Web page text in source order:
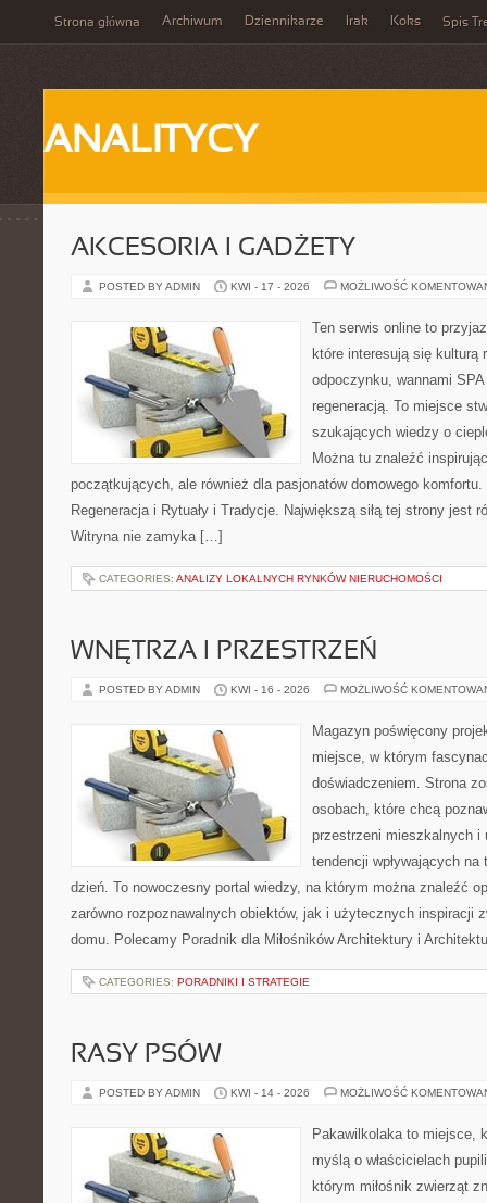
Strona główna Archiwum Dziennikarze Irak Koks Spis
ANALITYCY
AKCESORIA I GADŻETY
POSTED BY ADMIN KWI - 17 - 2026 MOŻLIWOŚĆ
Ten serwis online to
które interesują się kulturą
odpoczynku, wannami
regeneracją. To miejsce
szukających wiedzy o
Można tu znaleźć
początkujących, ale również dla pasjonatów domowego
Regeneracja i Rytuały i Tradycje. Największą siłą tej strony jest
Witryna nie zamyka […]
CATEGORIES: ANALIZY LOKALNYCH RYNKÓW NIERUCHOMOŚCI
WNĘTRZA I PRZESTRZEŃ
POSTED BY ADMIN KWI - 16 - 2026 MOŻLIWOŚĆ
Magazyn poświęcony
miejsce, w którym
doświadczeniem. Strona
osobach, które chcą
przestrzeni mieszkalnych i
tendencji wpływających
dzień. To nowoczesny portal wiedzy, na którym można znaleźć
zarówno rozpoznawalnych obiektów, jak i użytecznych inspiracji
domu. Polecamy Poradnik dla Miłośników Architektury i
CATEGORIES: PORADNIKI I STRATEGIE
RASY PSÓW
POSTED BY ADMIN KWI - 14 - 2026 MOŻLIWOŚĆ
Pakawilkolaka to miejsce,
myślą o właścicielach
którym miłośnik zwierząt